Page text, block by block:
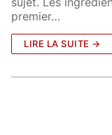
premier…
LIRE LA SUITE →